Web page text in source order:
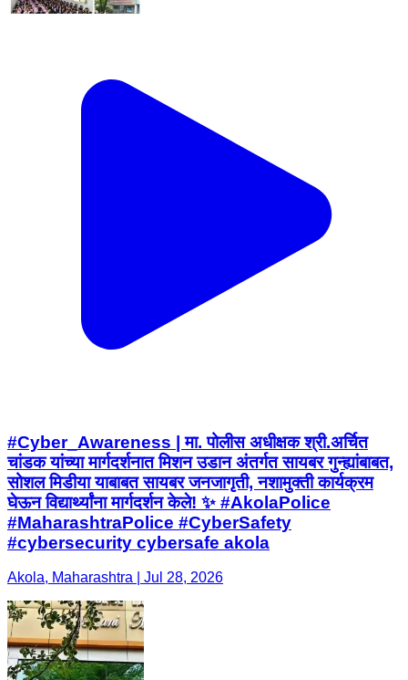
#Cyber_Awareness | मा. पोलीस अधीक्षक श्री.अर्चित
चांडक यांच्या मार्गदर्शनात मिशन उडान अंतर्गत सायबर गुन्ह्यांबाबत,
सोशल मिडीया याबाबत सायबर जनजागृती, नशामुक्ती कार्यक्रम
घेऊन विद्यार्थ्यांना मार्गदर्शन केले! ✨ #AkolaPolice
#MaharashtraPolice #CyberSafety
#cybersecurity cybersafe akola
Akola, Maharashtra | Jul 28, 2026